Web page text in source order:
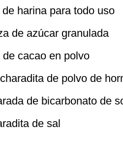
harina para todo uso
de azúcar granulada
cacao en polvo
de polvo de
de bicarbonato de
de sal